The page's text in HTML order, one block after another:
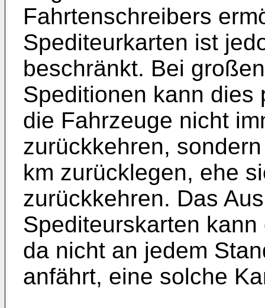
Fahrtenschreibers
Spediteurkarten ist
beschränkt. Bei
Speditionen kann dies
die Fahrzeuge nicht
zurückkehren,
km zurücklegen, ehe
zurückkehren. Das
Spediteurskarten
da nicht an jedem
anfährt, eine solche